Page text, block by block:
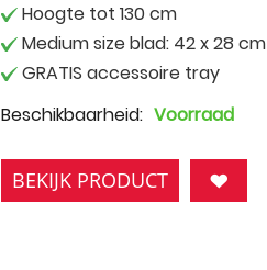
Hoogte tot 130 cm
Medium size blad: 42 x 28 cm
GRATIS accessoire tray
Beschikbaarheid: Voorraad
BEKIJK PRODUCT